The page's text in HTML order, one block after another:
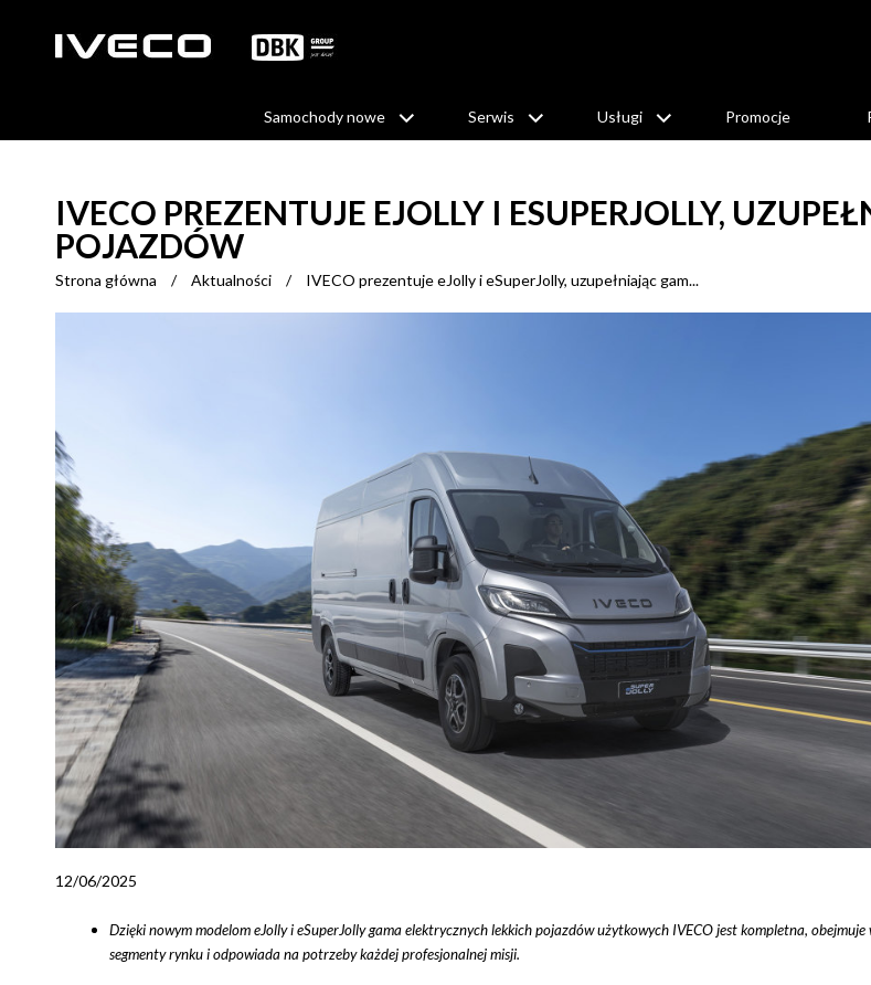
Samochody nowe Serwis Usługi Promocje
IVECO PREZENTUJE EJOLLY I ESUPERJOLLY,
POJAZDÓW
Strona główna / Aktualności / IVECO prezentuje eJolly i eSuperJolly, uzupełniając gam...
12/06/2025
Dzięki nowym modelom eJolly i eSuperJolly gama elektrycznych lekkich pojazdów użytkowych IVECO jest kompletna, obejmuje
segmenty rynku i odpowiada na potrzeby każdej profesjonalnej misji.